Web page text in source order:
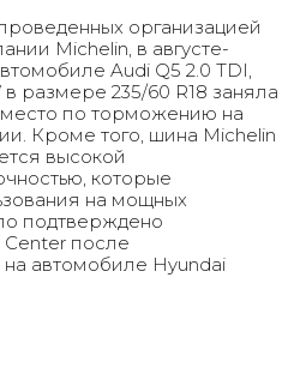
организацией
Michelin, в августе-
Audi Q5 2.0 TDI,
размере 235/60 R18 заняла
по торможению на
Кроме того, шина Michelin
высокой
которые
на мощных
подтверждено
Center после
автомобиле Hyundai